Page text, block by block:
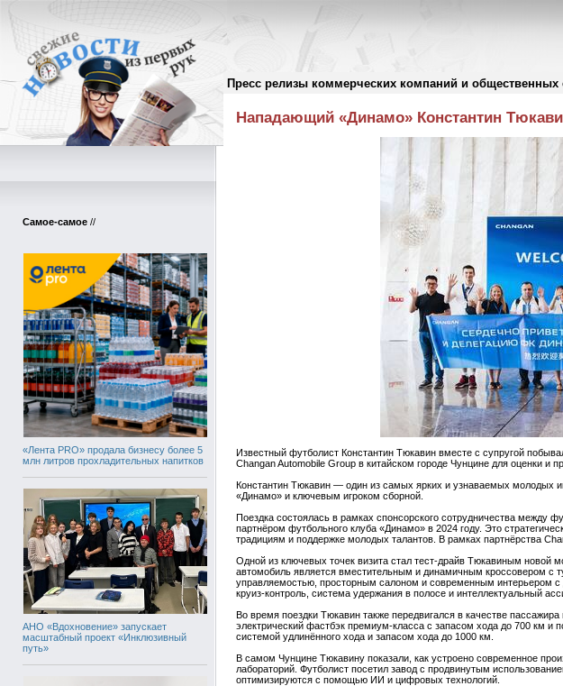
Пресс релизы коммерческих компаний и общественных
Самое-самое //
«Лента PRO» продала бизнесу более 5
млн литров прохладительных напитков
АНО «Вдохновение» запускает
масштабный проект «Инклюзивный
путь»
Пресс-релизы//
Нападающий «Динамо» Константин
Известный футболист Константин Тюкавин вместе с супругой
Changan Automobile Group в китайском городе Чунцине для оценки и
Константин Тюкавин — один из самых ярких и узнаваемых молодых
«Динамо» и ключевым игроком сборной.
Поездка состоялась в рамках спонсорского сотрудничества
партнёром футбольного клуба «Динамо» в 2024 году. Это
традициям и поддержке молодых талантов. В рамках партнёрства
Одной из ключевых точек визита стал тест-драйв Тюкавиным новой
автомобиль является вместительным и динамичным кроссовером с
управляемостью, просторным салоном и современным
круиз-контроль, система удержания в полосе и интеллектуальный
Во время поездки Тюкавин также передвигался в качестве
электрический фастбэк премиум-класса с запасом хода до 700 км
системой удлинённого хода и запасом хода до 1000 км.
В самом Чунцине Тюкавину показали, как устроено современное
лабораторий. Футболист посетил завод с продвинутым
оптимизируются с помощью ИИ и цифровых технологий.